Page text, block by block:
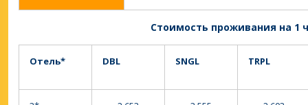
Стоимость проживания на 1
Отель* DBL SNGL TRPL